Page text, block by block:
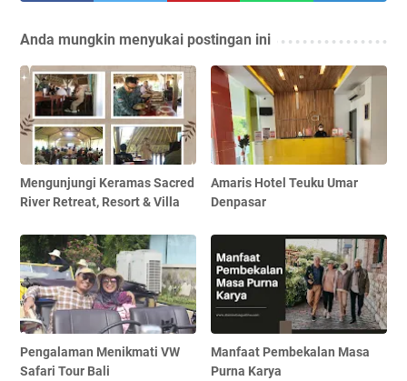
Anda mungkin menyukai postingan ini
Mengunjungi Keramas Sacred
River Retreat, Resort & Villa
Amaris Hotel Teuku Umar
Denpasar
Pengalaman Menikmati VW
Safari Tour Bali
Manfaat Pembekalan Masa
Purna Karya